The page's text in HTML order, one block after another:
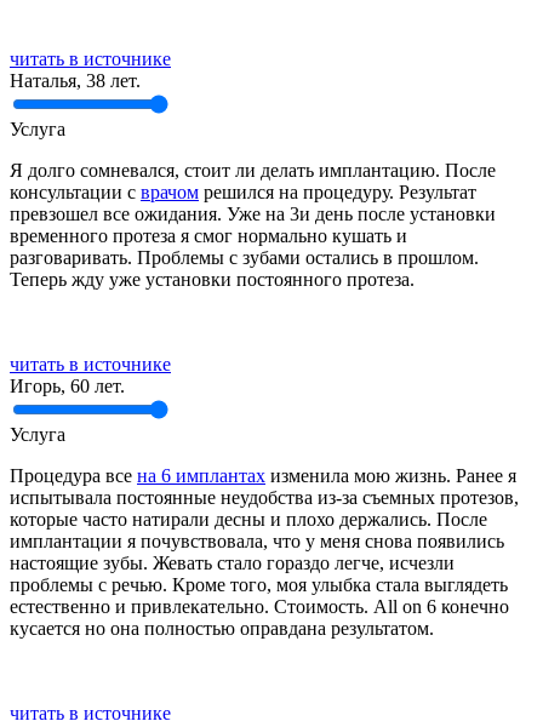
читать в источнике
Наталья, 38 лет.
Услуга
Я долго сомневался, стоит ли делать имплантацию. После
консультации с врачом решился на процедуру. Результат
превзошел все ожидания. Уже на 3и день после установки
временного протеза я смог нормально кушать и
разговаривать. Проблемы с зубами остались в прошлом.
Теперь жду уже установки постоянного протеза.
читать в источнике
Игорь, 60 лет.
Услуга
Процедура все на 6 имплантах изменила мою жизнь. Ранее я
испытывала постоянные неудобства из-за съемных протезов,
которые часто натирали десны и плохо держались. После
имплантации я почувствовала, что у меня снова появились
настоящие зубы. Жевать стало гораздо легче, исчезли
проблемы с речью. Кроме того, моя улыбка стала выглядеть
естественно и привлекательно. Стоимость. All on 6 конечно
кусается но она полностью оправдана результатом.
читать в источнике